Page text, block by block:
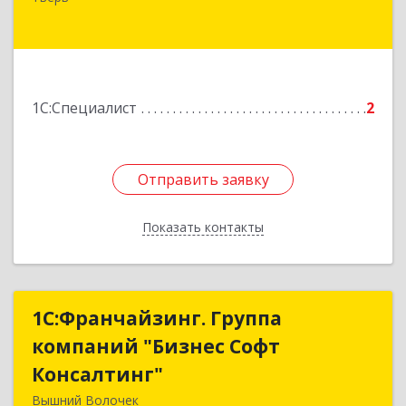
1С:Специалист 2
Отправить заявку
Показать контакты
Подробнее
Отправить заявку
Назад
1С:Франчайзинг. Группа
компаний "Бизнес Софт
Консалтинг"
Вышний Волочек
1С:Франчайзинг. Группа
компаний "Бизнес Софт